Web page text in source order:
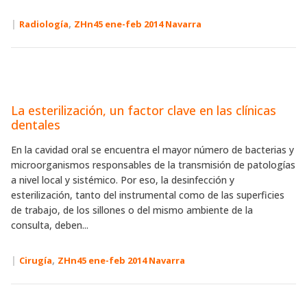
| Radiología, ZHn45 ene-feb 2014 Navarra
La esterilización, un factor clave en las clínicas
dentales
En la cavidad oral se encuentra el mayor número de bacterias y
microorganismos responsables de la transmisión de patologías
a nivel local y sistémico. Por eso, la desinfección y
esterilización, tanto del instrumental como de las superficies
de trabajo, de los sillones o del mismo ambiente de la
consulta, deben...
| Cirugía, ZHn45 ene-feb 2014 Navarra